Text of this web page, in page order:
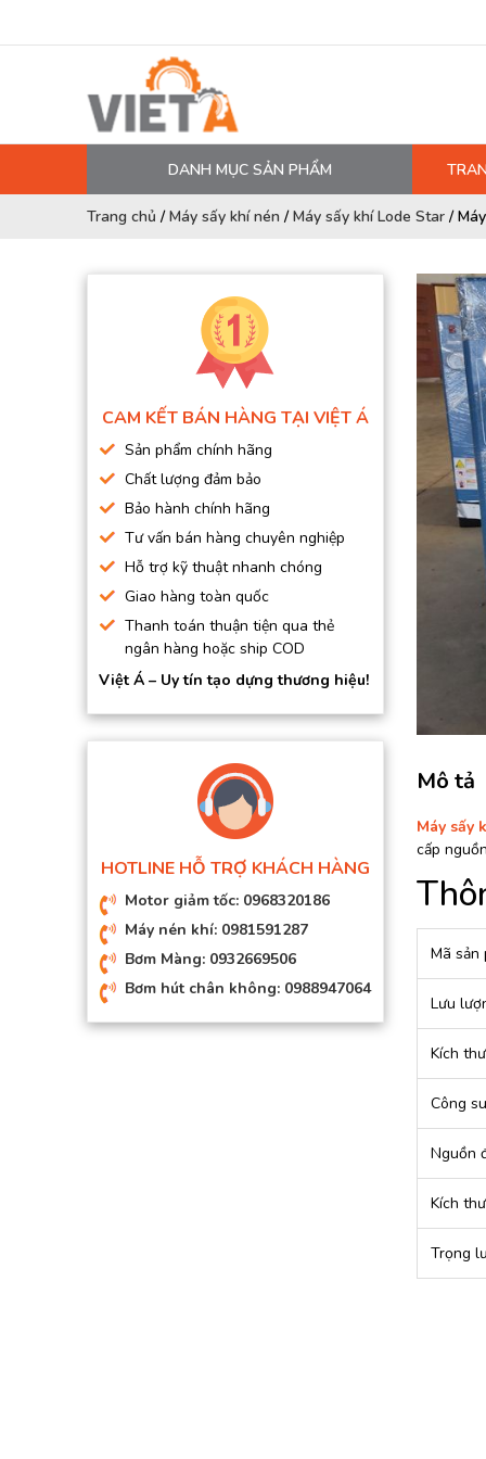
DANH MỤC SẢN PHẨM
MÁY NÉN KHÍ
DẦU MÁY NÉN KHÍ
DÂY HƠI, ỐNG HƠI
BƠM MÀNG KHÍ NÉN
BƠM HÚT CHÂN KHÔNG
BƠM ĐỊNH LƯỢNG
MOTOR, HỘP GIẢM TỐC
MÁY TẠO KHÍ NITO
Trang chủ /Máy sấy khí nén /Máy sấy khí Lode Star /
CAM KẾT BÁN HÀNG TẠI VIỆT Á
Sản phẩm chính hãng
Chất lượng đảm bảo
Bảo hành chính hãng
Tư vấn bán hàng chuyên nghiệp
Hỗ trợ kỹ thuật nhanh chóng
Giao hàng toàn quốc
Thanh toán thuận tiện qua thẻ
ngân hàng hoặc ship COD
Việt Á – Uy tín tạo dựng thương hiệu!
HOTLINE HỖ TRỢ KHÁCH HÀNG
Motor giảm tốc: 0968320186
Máy nén khí: 0981591287
Bơm Màng: 0932669506
Bơm hút chân không: 0988947064
Mô tả
Máy sấy
cấp
Mã sản
Lưu
Kích
Công
Nguồn
Kích
Trọng